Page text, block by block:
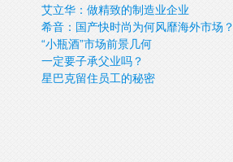
艾立华：做精致的制造业企业
希音：国产快时尚为何风靡海外市场？
“小瓶酒”市场前景几何
一定要子承父业吗？
星巴克留住员工的秘密